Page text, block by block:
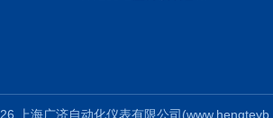
上海广济自动化仪表有限公司